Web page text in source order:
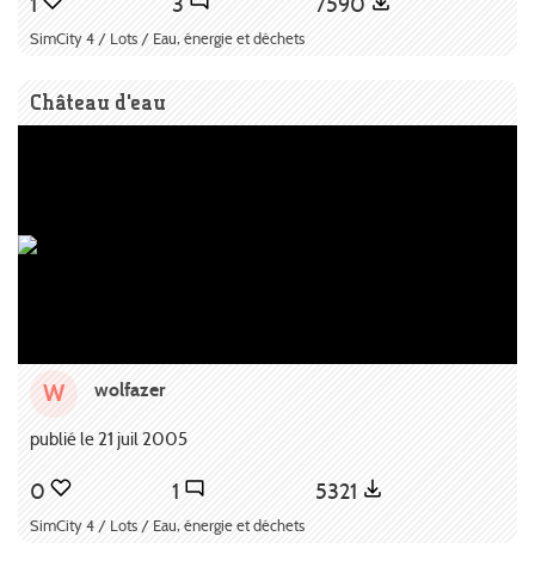
SimCity 4 / Lots / Eau, énergie et déchets
Château d'eau
W wolfazer
publié le 21 juil 2005
0 1 5321
SimCity 4 / Lots / Eau, énergie et déchets